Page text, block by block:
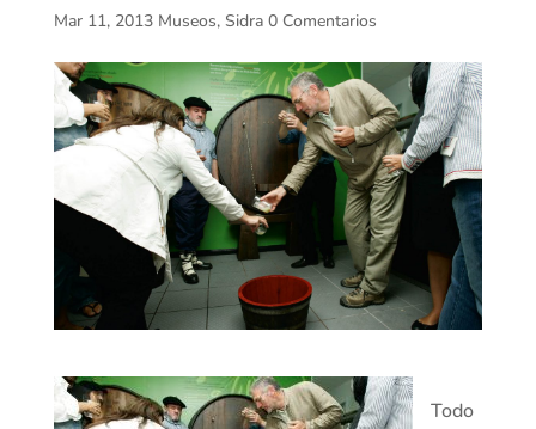
Mar 11, 2013 Museos, Sidra 0 Comentarios
Todo